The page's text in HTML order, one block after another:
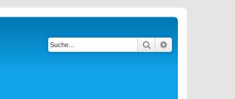
Suche